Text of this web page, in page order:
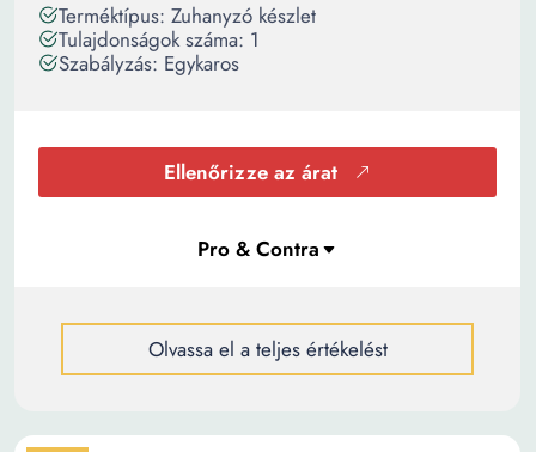
Terméktípus: Zuhanyzó készlet
Tulajdonságok száma: 1
Szabályzás: Egykaros
Ellenőrizze az árat
Olvassa el a teljes értékelést